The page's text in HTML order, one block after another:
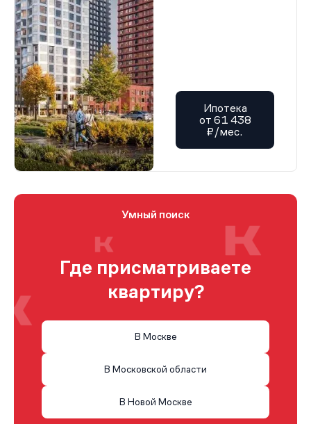
Ипотека
от 61 438
₽/мес.
Умный поиск
Где присматриваете
квартиру?
В Москве
В Московской области
В Новой Москве